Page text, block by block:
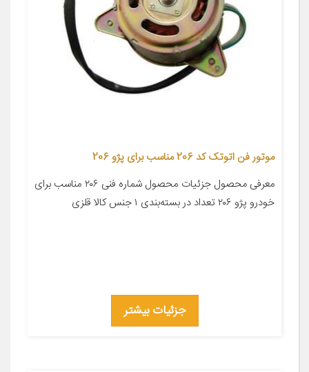
موتور فن اتوتک کد 206 مناسب برای پژو 206
معرفی محصول جزئیات محصول شماره فنی ۲۰۶ مناسب برای
خودرو پژو ۲۰۶ تعداد در بسته‌بندی ۱ جنس کالا قلزی
جزئیات بیشتر